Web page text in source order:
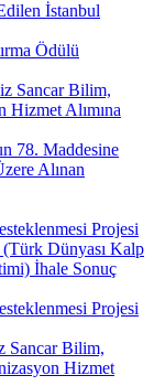
İstanbul
Ödülü
Sancar Bilim,
Alımına
78. Maddesine
Alınan
Projesi
Dünyası Kalp
İhale Sonuç
Projesi
Sancar Bilim,
Hizmet